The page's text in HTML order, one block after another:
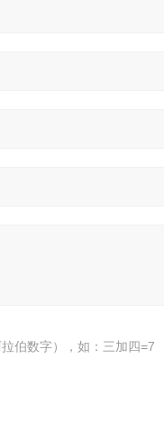
伯数字），如：三加四=7